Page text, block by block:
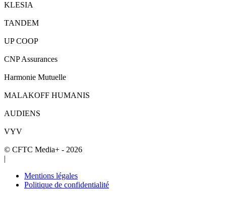
KLESIA
TANDEM
UP COOP
CNP Assurances
Harmonie Mutuelle
MALAKOFF HUMANIS
AUDIENS
VYV
© CFTC Media+ - 2026
|
Mentions légales
Politique de confidentialité